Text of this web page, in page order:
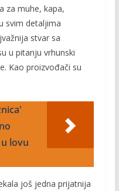
za muhe, kapa,
svim detaljima
stvar sa
u pitanju vrhunski
Kao proizvođači su
lovu
još jedna prijatnija